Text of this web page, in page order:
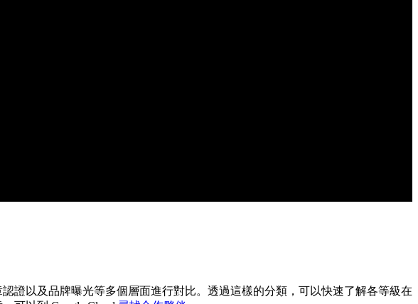
證以及品牌曝光等多個層面進行對比。透過這樣的分類，可以快速了解各等級在